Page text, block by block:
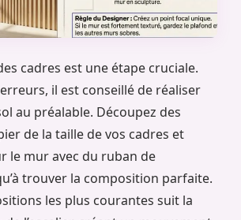
cadres est une étape cruciale.
il est conseillé de réaliser
au préalable. Découpez des
de la taille de vos cadres et
le mur avec du ruban de
trouver la composition parfaite.
les plus courantes suit la